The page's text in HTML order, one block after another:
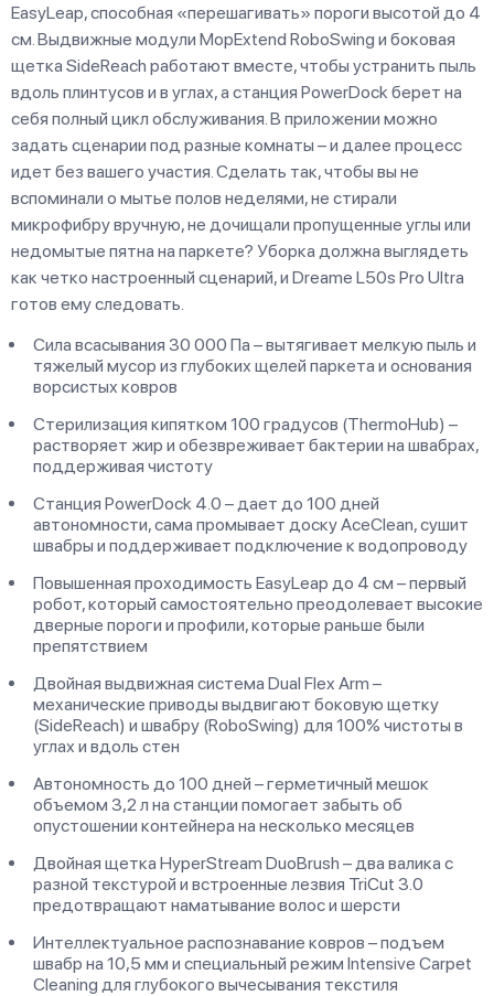
EasyLeap, способная «перешагивать» пороги высотой до 4
см. Выдвижные модули MopExtend RoboSwing и боковая
щетка SideReach работают вместе, чтобы устранить пыль
вдоль плинтусов и в углах, а станция PowerDock берет на
себя полный цикл обслуживания. В приложении можно
задать сценарии под разные комнаты – и далее процесс
идет без вашего участия. Сделать так, чтобы вы не
вспоминали о мытье полов неделями, не стирали
микрофибру вручную, не дочищали пропущенные углы или
недомытые пятна на паркете? Уборка должна выглядеть
как четко настроенный сценарий, и Dreame L50s Pro Ultra
готов ему следовать.
Сила всасывания 30 000 Па – вытягивает мелкую пыль и
тяжелый мусор из глубоких щелей паркета и основания
ворсистых ковров
Стерилизация кипятком 100 градусов (ThermoHub) –
растворяет жир и обезвреживает бактерии на швабрах,
поддерживая чистоту
Станция PowerDock 4.0 – дает до 100 дней
автономности, сама промывает доску AceClean, сушит
швабры и поддерживает подключение к водопроводу
Повышенная проходимость EasyLeap до 4 см – первый
робот, который самостоятельно преодолевает высокие
дверные пороги и профили, которые раньше были
препятствием
Двойная выдвижная система Dual Flex Arm –
механические приводы выдвигают боковую щетку
(SideReach) и швабру (RoboSwing) для 100% чистоты в
углах и вдоль стен
Автономность до 100 дней – герметичный мешок
объемом 3,2 л на станции помогает забыть об
опустошении контейнера на несколько месяцев
Двойная щетка HyperStream DuoBrush – два валика с
разной текстурой и встроенные лезвия TriCut 3.0
предотвращают наматывание волос и шерсти
Интеллектуальное распознавание ковров – подъем
швабр на 10,5 мм и специальный режим Intensive Carpet
Cleaning для глубокого вычесывания текстиля